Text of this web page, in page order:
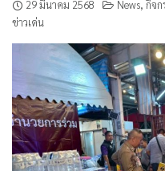
29 มีนาคม 2568 News, กิจก
ข่าวเด่น